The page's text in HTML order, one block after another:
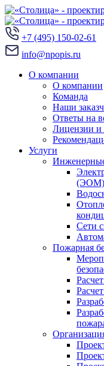
+7 (495) 150‑02-61
info@npopis.ru
О компании
О компании
Команда
Наши
Ответы на
Лицензии и
Услуги
(ЭОМ)
Сети
Пожарная